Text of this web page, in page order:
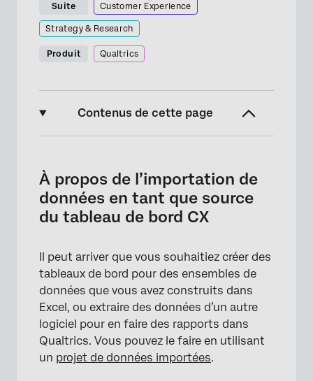
Suite Customer Experience
Strategy & Research
Produit Qualtrics
Contenus de cette page
Téléchargement de données dans un tableau
de bord
importées
À propos de l’importation de
données en tant que source
du tableau de bord CX
Il peut arriver que vous souhaitiez créer des
tableaux de bord pour des ensembles de
données que vous avez construits dans
Excel, ou extraire des données d’un autre
logiciel pour en faire des rapports dans
Qualtrics. Vous pouvez le faire en utilisant
un projet de données importées.